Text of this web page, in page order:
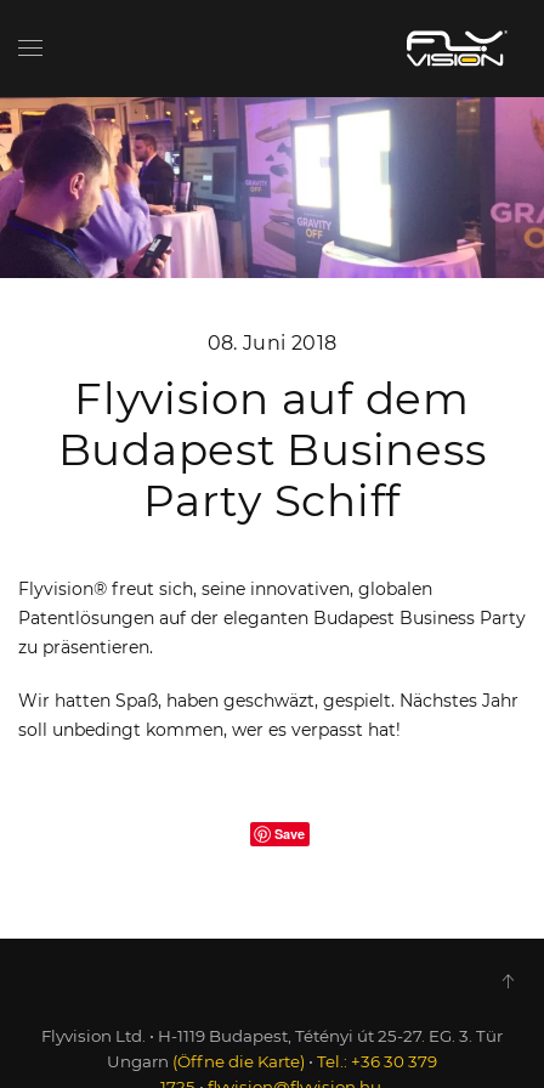
08. Juni 2018
Flyvision auf dem
Budapest Business
Party Schiff
Flyvision® freut sich, seine innovativen, globalen
Patentlösungen auf der eleganten Budapest Business Party
zu präsentieren.
Wir hatten Spaß, haben geschwäzt, gespielt. Nächstes Jahr
soll unbedingt kommen, wer es verpasst hat!
Save
Flyvision Ltd. • H-1119 Budapest, Tétényi út 25-27. EG. 3. Tür
Ungarn (Öffne die Karte) • Tel.: +36 30 379